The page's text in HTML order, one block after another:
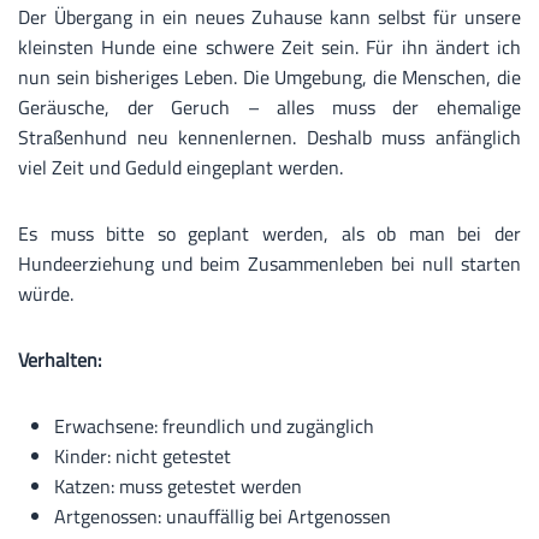
Der Übergang in ein neues Zuhause kann selbst für unsere
kleinsten Hunde eine schwere Zeit sein. Für ihn ändert ich
nun sein bisheriges Leben. Die Umgebung, die Menschen, die
Geräusche, der Geruch – alles muss der ehemalige
Straßenhund neu kennenlernen. Deshalb muss anfänglich
viel Zeit und Geduld eingeplant werden.
Es muss bitte so geplant werden, als ob man bei der
Hundeerziehung und beim Zusammenleben bei null starten
würde.
Verhalten:
Erwachsene: freundlich und zugänglich
Kinder: nicht getestet
Katzen: muss getestet werden
Artgenossen: unauffällig bei Artgenossen